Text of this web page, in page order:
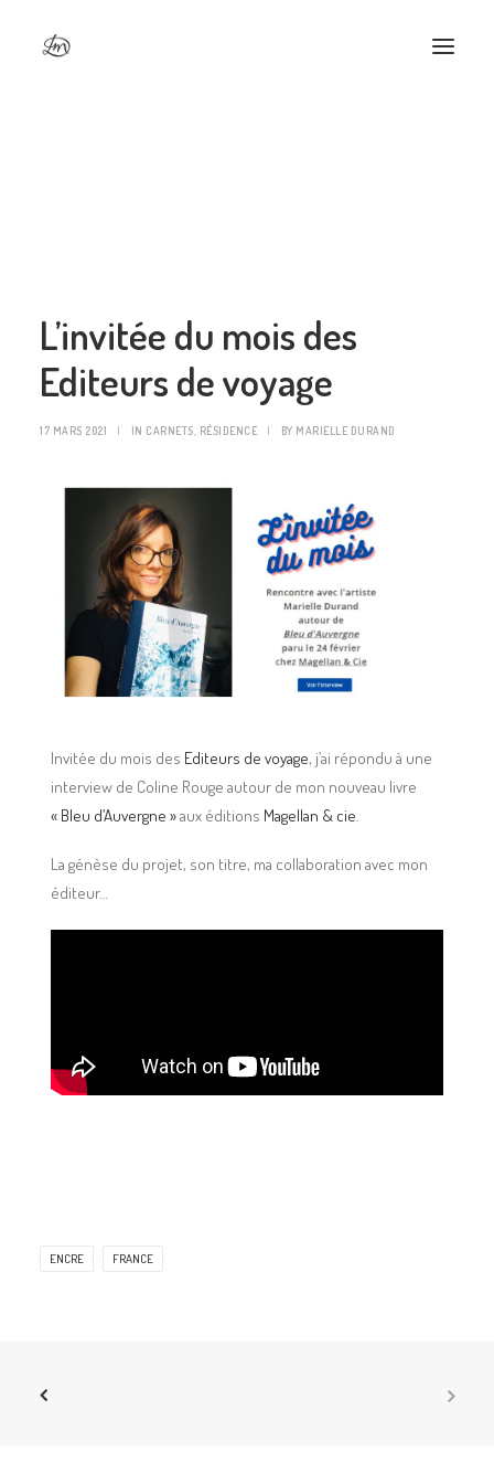
L’invitée du mois des
Editeurs de voyage
17 MARS 2021 | IN CARNETS RÉSIDENCE | BY MARIELLE DURAND
Invitée du mois des Editeurs de voyage, j’ai répondu à une
interview de Coline Rouge autour de mon nouveau livre
« Bleu d’Auvergne »aux éditions Magellan & cie.
La génèse du projet, son titre, ma collaboration avec mon
éditeur…
ENCRE FRANCE